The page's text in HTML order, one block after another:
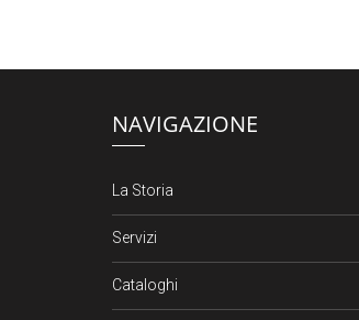
NAVIGAZIONE
La Storia
Servizi
Cataloghi